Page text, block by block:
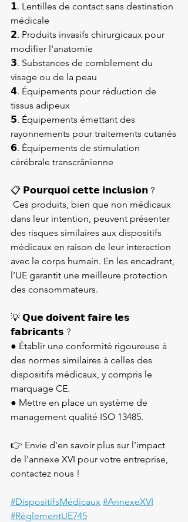
𝟭. Lentilles de contact sans destination
médicale
𝟮. Produits invasifs chirurgicaux pour
modifier l'anatomie
𝟯. Substances de comblement du
visage ou de la peau
𝟰. Équipements pour réduction de
tissus adipeux
𝟱. Équipements émettant des
rayonnements pour traitements cutanés
𝟲. Équipements de stimulation
cérébrale transcrânienne
📋 𝗣𝗼𝘂𝗿𝗾𝘂𝗼𝗶 𝗰𝗲𝘁𝘁𝗲 𝗶𝗻𝗰𝗹𝘂𝘀𝗶𝗼𝗻 ?
dans leur intention, peuvent présenter
des risques similaires aux dispositifs
médicaux en raison de leur interaction
avec le corps humain. En les encadrant,
l’UE garantit une meilleure protection
des consommateurs.
💡 𝗤𝘂𝗲 𝗱𝗼𝗶𝘃𝗲𝗻𝘁 𝗳𝗮𝗶𝗿𝗲 𝗹𝗲𝘀
𝗳𝗮𝗯𝗿𝗶𝗰𝗮𝗻𝘁𝘀 ?
● Établir une conformité rigoureuse à
des normes similaires à celles des
dispositifs médicaux, y compris le
marquage CE.
● Mettre en place un système de
management qualité ISO 13485.
👉 Envie d'en savoir plus sur l’impact
de l’annexe XVI pour votre entreprise,
contactez nous !
#DispositifsMédicaux #AnnexeXVI
#RèglementUE745